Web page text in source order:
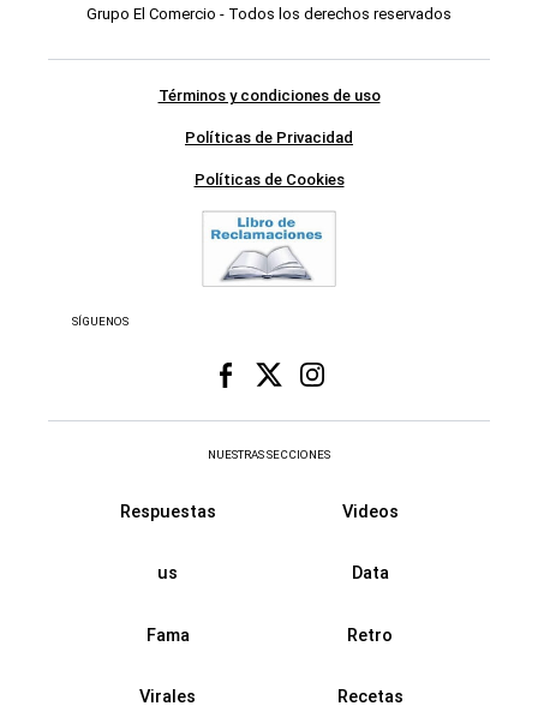
Grupo El Comercio - Todos los derechos reservados
Términos y condiciones de uso
Políticas de Privacidad
Políticas de Cookies
SÍGUENOS
NUESTRAS SECCIONES
Respuestas Videos
us Data
Fama Retro
Virales Recetas